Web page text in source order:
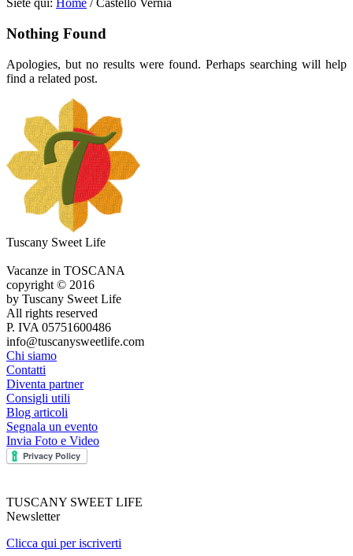
Siete qui: Home / Castello Vernia
Nothing Found
Apologies, but no results were found. Perhaps searching will help
find a related post.
Tuscany Sweet Life
Vacanze in TOSCANA
copyright © 2016
by Tuscany Sweet Life
All rights reserved
P. IVA 05751600486
info@tuscanysweetlife.com
Chi siamo
Contatti
Diventa partner
Consigli utili
Blog articoli
Segnala un evento
Invia Foto e Video
TUSCANY SWEET LIFE
Newsletter
Clicca qui per iscriverti